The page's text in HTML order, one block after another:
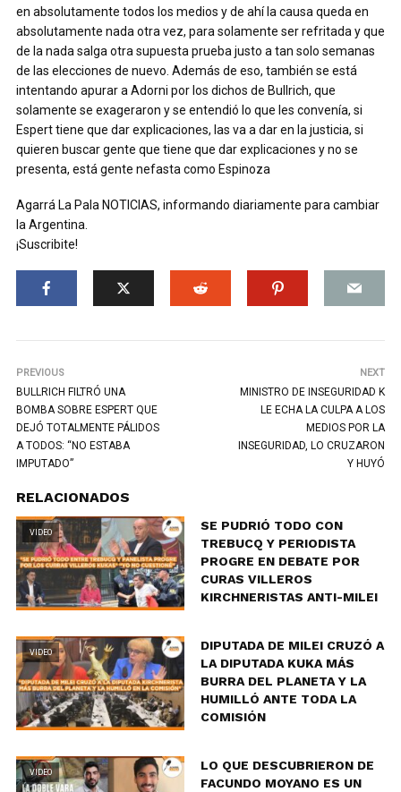
en absolutamente todos los medios y de ahí la causa queda en
absolutamente nada otra vez, para solamente ser refritada y que
de la nada salga otra supuesta prueba justo a tan solo semanas
de las elecciones de nuevo. Además de eso, también se está
intentando apurar a Adorni por los dichos de Bullrich, que
solamente se exageraron y se entendió lo que les convenía, si
Espert tiene que dar explicaciones, las va a dar en la justicia, si
quieren buscar gente que tiene que dar explicaciones y no se
presenta, está gente nefasta como Espinoza
Agarrá La Pala NOTICIAS, informando diariamente para cambiar
la Argentina.
¡Suscribite!
PREVIOUS
BULLRICH FILTRÓ UNA
BOMBA SOBRE ESPERT QUE
DEJÓ TOTALMENTE PÁLIDOS
A TODOS: “NO ESTABA
IMPUTADO”
NEXT
MINISTRO DE INSEGURIDAD K
LE ECHA LA CULPA A LOS
MEDIOS POR LA
INSEGURIDAD, LO CRUZARON
Y HUYÓ
RELACIONADOS
VIDEO
SE PUDRIÓ TODO CON
TREBUCQ Y PERIODISTA
PROGRE EN DEBATE POR
CURAS VILLEROS
KIRCHNERISTAS ANTI-MILEI
VIDEO
DIPUTADA DE MILEI CRUZÓ A
LA DIPUTADA KUKA MÁS
BURRA DEL PLANETA Y LA
HUMILLÓ ANTE TODA LA
COMISIÓN
VIDEO
LO QUE DESCUBRIERON DE
FACUNDO MOYANO ES UN